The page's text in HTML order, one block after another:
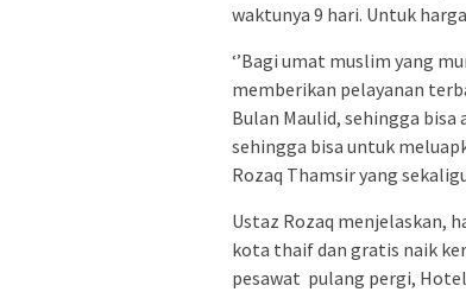
waktunya 9 hari. Untuk
‘’Bagi umat muslim yang
memberikan pelayanan
Bulan Maulid, sehingga bisa
sehingga bisa untuk
Rozaq Thamsir yang
Ustaz Rozaq menjelaskan,
kota thaif dan gratis naik
pesawat pulang pergi,